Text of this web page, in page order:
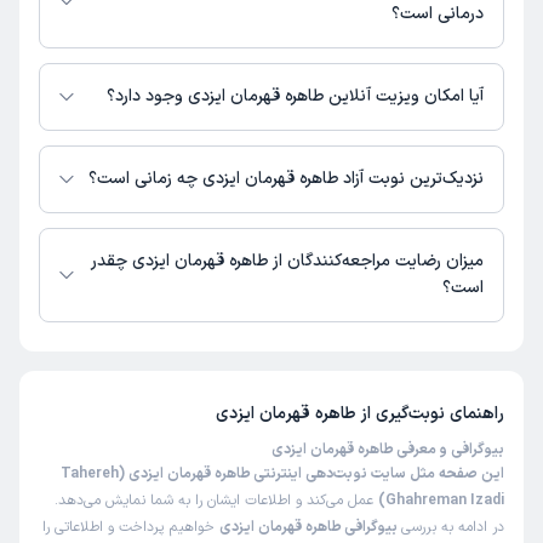
درمانی است؟
طاهره قهرمان ایزدی در مراکز زیر فعالیت دارد:
درمانگاه شبانه روزی راد شیراز
آیا امکان ویزیت آنلاین طاهره قهرمان ایزدی وجود دارد؟
در حال حاضر اطلاعاتی درباره ارائه ویزیت آنلاین توسط طاهره قهرمان ایزدی در
دسترس نیست. برای دریافت اطلاعات دقیق‌تر، لطفاً با مطب تماس بگیرید.
نزدیک‌ترین نوبت آزاد طاهره قهرمان ایزدی چه زمانی است؟
طاهره قهرمان ایزدی از روز پنج‌شنبه 15 مرداد 1405 بیمار جدید می‌پذیرند.
میزان رضایت مراجعه‌کنندگان از طاهره قهرمان ایزدی چقدر
است؟
راهنمای نوبت‌گیری از طاهره قهرمان ایزدی
بیوگرافی و معرفی طاهره قهرمان ایزدی
این صفحه مثل سایت نوبت‌دهی اینترنتی طاهره قهرمان ایزدی (Tahereh
Ghahreman Izadi)
عمل می‌کند و اطلاعات ایشان را به شما نمایش می‌دهد.
در ادامه به بررسی بیوگرافی طاهره قهرمان ایزدی خواهیم پرداخت و اطلاعاتی را